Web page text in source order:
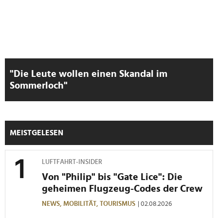
"Die Leute wollen einen Skandal im
Sommerloch"
MEISTGELESEN
LUFTFAHRT-INSIDER
Von "Philip" bis "Gate Lice": Die
geheimen Flugzeug-Codes der Crew
NEWS, MOBILITÄT, TOURISMUS | 02.08.2026